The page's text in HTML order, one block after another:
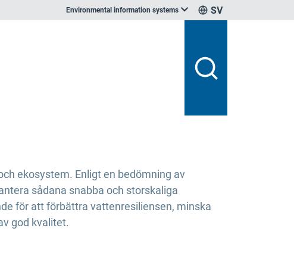
Environmental information systems SV
ekosystem. Enligt en bedömning av
sådana snabba och storskaliga
för att förbättra vattenresiliensen, minska
god kvalitet.